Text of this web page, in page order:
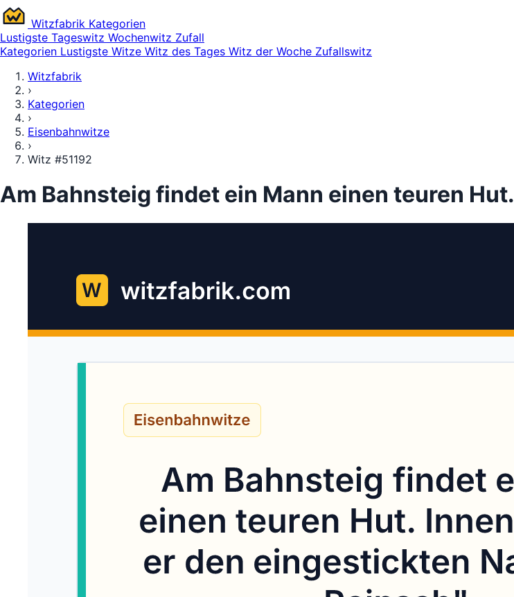
Witzfabrik Kategorien
Lustigste Tageswitz Wochenwitz Zufall
Kategorien Lustigste Witze Witz des Tages Witz der Woche Zufallswitz
Witzfabrik
›
Kategorien
›
Eisenbahnwitze
›
Witz #51192
Am Bahnsteig findet ein Mann einen teuren Hut.